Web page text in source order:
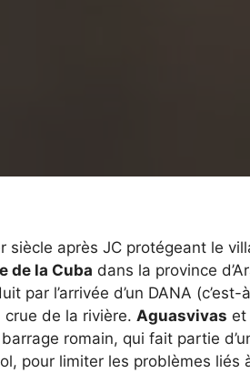
siècle après JC protégeant le
de la Cuba dans la province
par l’arrivée d’un DANA (c’est-
de la rivière. Aguasvivas et
romain, qui fait partie
pour limiter les problèmes liés